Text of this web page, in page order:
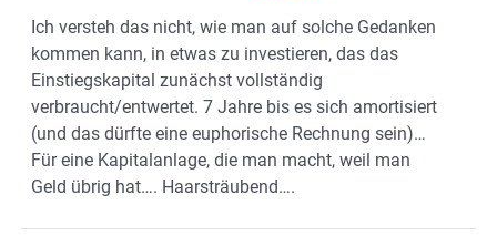
Ich versteh das nicht, wie man auf solche Gedanken
kommen kann, in etwas zu investieren, das das
Einstiegskapital zunächst vollständig
verbraucht/entwertet. 7 Jahre bis es sich amortisiert
(und das dürfte eine euphorische Rechnung sein)…
Für eine Kapitalanlage, die man macht, weil man
Geld übrig hat…. Haarsträubend….